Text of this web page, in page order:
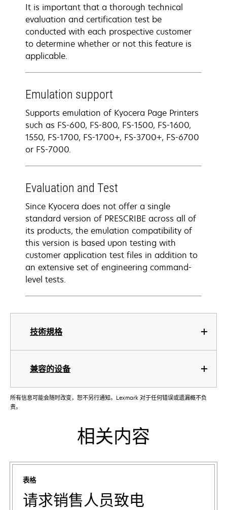
技術規格
兼容的设备
It is important that a thorough technical
evaluation and certification test be
conducted with each prospective customer
to determine whether or not this feature is
applicable.
Emulation support
Supports emulation of Kyocera Page Printers
such as FS-600, FS-800, FS-1500, FS-1600,
1550, FS-1700, FS-1700+, FS-3700+, FS-6700
or FS-7000.
Evaluation and Test
Since Kyocera does not offer a single
standard version of PRESCRIBE across all of
its products, the emulation compatibility of
this version is based upon testing with
customer application test files in addition to
an extensive set of engineering command-
level tests.
所有信息可能会随时改变，恕不另行通知。Lexmark 对于任何错误或遗漏概不负
责。
相关内容
表格
请求销售人员致电